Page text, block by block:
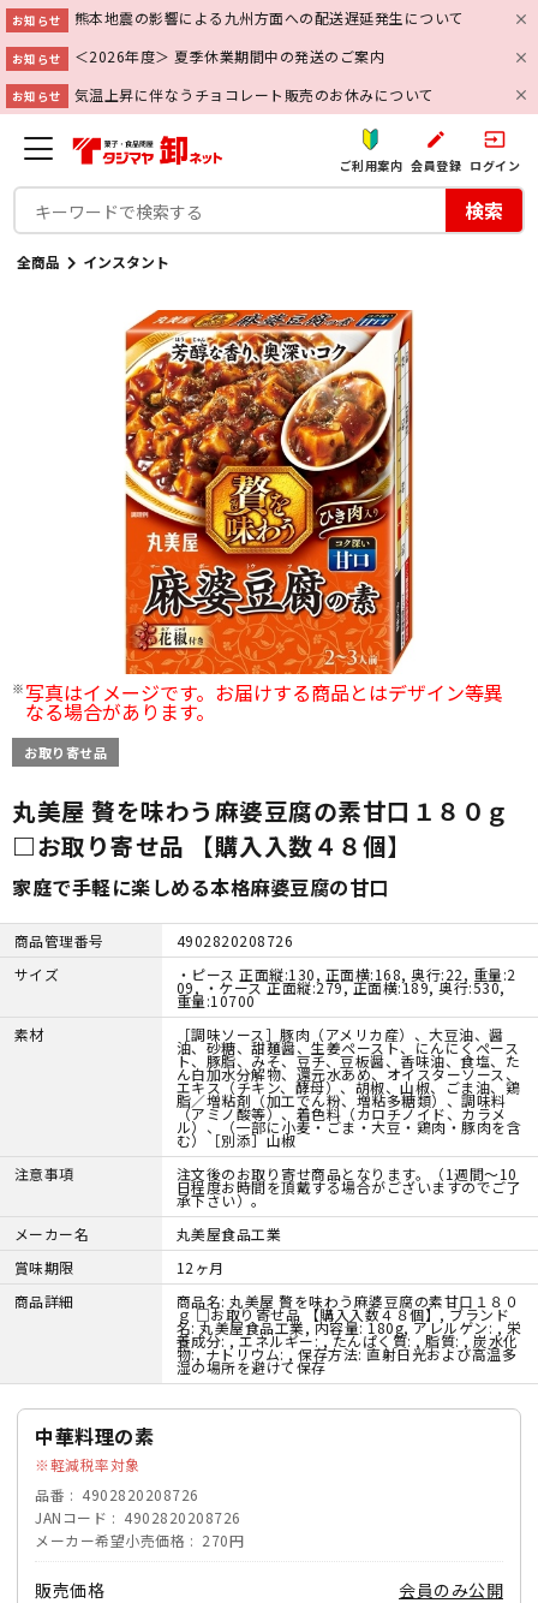
お知らせ 熊本地震の影響による九州方面への配送遅延発生について
お知らせ ＜2026年度＞ 夏季休業期間中の発送のご案内
お知らせ 気温上昇に伴なうチョコレート販売のお休みについて
ご利用案内
create
会員登録
input
ログイン
検索
全商品 インスタント
写真はイメージです。お届けする商品とはデザイン等異
なる場合があります。
お取り寄せ品
丸美屋 贅を味わう麻婆豆腐の素甘口１８０ｇ
□お取り寄せ品 【購入入数４８個】
家庭で手軽に楽しめる本格麻婆豆腐の甘口
商品管理番号
4902820208726
サイズ
・ピース 正面縦:130, 正面横:168, 奥行:22, 重量:2
09, ・ケース 正面縦:279, 正面横:189, 奥行:530,
重量:10700
素材
［調味ソース］豚肉（アメリカ産）、大豆油、醤
油、砂糖、甜麺醤、生姜ペースト、にんにくペース
ト、豚脂、みそ、豆チ、豆板醤、香味油、食塩、た
ん白加水分解物、還元水あめ、オイスターソース、
エキス（チキン、酵母）、胡椒、山椒、ごま油、鶏
脂／増粘剤（加工でん粉、増粘多糖類）、調味料
（アミノ酸等）、着色料（カロチノイド、カラメ
ル）、（一部に小麦・ごま・大豆・鶏肉・豚肉を含
む）［別添］山椒
注意事項
注文後のお取り寄せ商品となります。（1週間～10
日程度お時間を頂戴する場合がございますのでご了
承下さい）。
メーカー名
丸美屋食品工業
賞味期限
12ヶ月
商品詳細
商品名: 丸美屋 贅を味わう麻婆豆腐の素甘口１８０
ｇ □お取り寄せ品 【購入入数４８個】, ブランド
名: 丸美屋食品工業, 内容量: 180g, アレルゲン: , 栄
養成分: , エネルギー: , たんぱく質: , 脂質: , 炭水化
物:, ナトリウム: , 保存方法: 直射日光および高温多
湿の場所を避けて保存
中華料理の素
軽減税率対象
品番
4902820208726
JANコード
4902820208726
メーカー希望小売価格
270円
販売価格 会員のみ公開